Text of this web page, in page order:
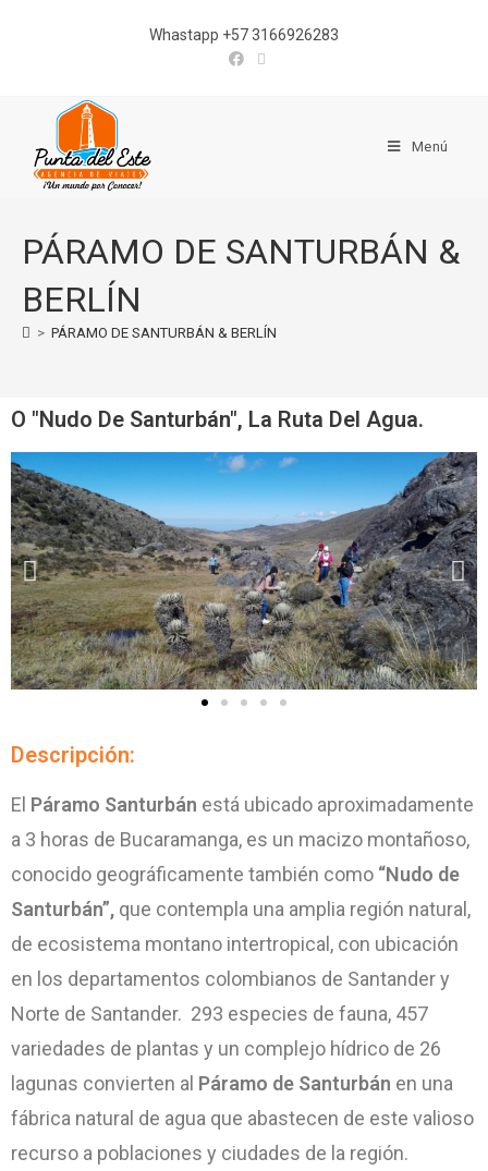
Whastapp +57 3166926283
Menú
PÁRAMO DE SANTURBÁN &
BERLÍN
> PÁRAMO DE SANTURBÁN & BERLÍN
O "Nudo De Santurbán", La Ruta Del Agua.
Descripción:
El Páramo Santurbán está ubicado aproximadamente
a 3 horas de Bucaramanga, es un macizo montañoso,
conocido geográficamente también como “Nudo de
Santurbán”, que contempla una amplia región natural,
de ecosistema montano intertropical, con ubicación
en los departamentos colombianos de Santander y
Norte de Santander. 293 especies de fauna, 457
variedades de plantas y un complejo hídrico de 26
lagunas convierten al Páramo de Santurbán en una
fábrica natural de agua que abastecen de este valioso
recurso a poblaciones y ciudades de la región.